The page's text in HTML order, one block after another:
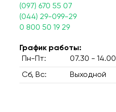
(097) 670 55 07
(044) 29-099-29
0 800 50 19 29
График работы:
Пн-Пт:
07.30 - 14.00
Сб, Вс: Выходной